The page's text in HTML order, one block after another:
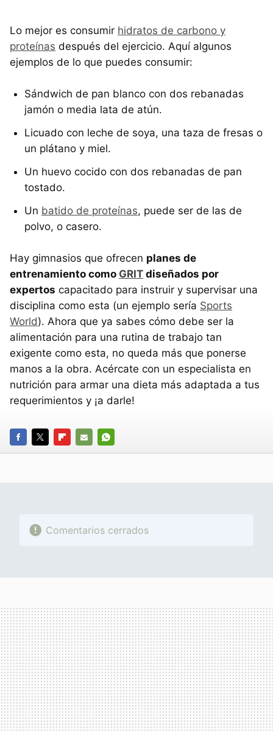
Lo mejor es consumir hidratos de carbono y
proteínas después del ejercicio. Aquí algunos
ejemplos de lo que puedes consumir:
Sándwich de pan blanco con dos rebanadas
jamón o media lata de atún.
Licuado con leche de soya, una taza de fresas o
un plátano y miel.
Un huevo cocido con dos rebanadas de pan
tostado.
Un batido de proteínas, puede ser de las de
polvo, o casero.
Hay gimnasios que ofrecen planes de
entrenamiento como GRIT diseñados por
expertos capacitado para instruir y supervisar una
disciplina como esta (un ejemplo sería Sports
World). Ahora que ya sabes cómo debe ser la
alimentación para una rutina de trabajo tan
exigente como esta, no queda más que ponerse
manos a la obra. Acércate con un especialista en
nutrición para armar una dieta más adaptada a tus
requerimientos y ¡a darle!
FACEBOOK
TWITTERFLIPBOARD
E-
WHATSAPP
Comentarios cerrados